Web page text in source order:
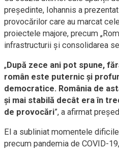
președinte, Iohannis a
provocărilor care au marcat
proiectele majore, precum
infrastructurii și consolidarea
„După zece ani pot spune,
român este puternic și
democratice. România de
și mai stabilă decât era în
de provocări”, a afirmat
El a subliniat momentele
precum pandemia de COVID-